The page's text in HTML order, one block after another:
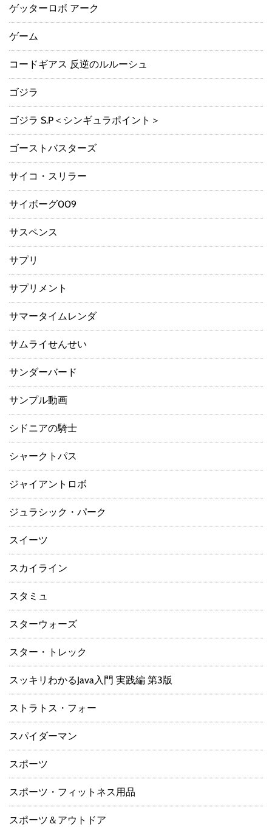
ゲッターロボ アーク
ゲーム
コードギアス 反逆のルルーシュ
ゴジラ
ゴジラ S.P＜シンギュラポイント＞
ゴーストバスターズ
サイコ・スリラー
サイボーグ009
サスペンス
サプリ
サプリメント
サマータイムレンダ
サムライせんせい
サンダーバード
サンプル動画
シドニアの騎士
シャークトパス
ジャイアントロボ
ジュラシック・パーク
スイーツ
スカイライン
スタミュ
スターウォーズ
スター・トレック
スッキリわかるJava入門 実践編 第3版
ストラトス・フォー
スパイダーマン
スポーツ
スポーツ・フィットネス用品
スポーツ＆アウトドア